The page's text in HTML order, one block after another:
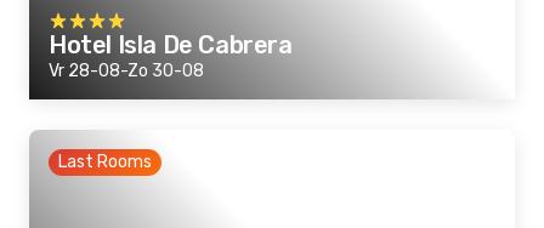
Hotel Isla De Cabrera
Vr 28-08-Zo 30-08
Last Rooms